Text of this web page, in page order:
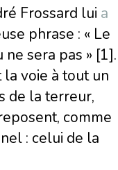
Frossard lui a
phrase : « Le
sera pas » [1].
voie à tout un
de la terreur,
comme
: celui de la